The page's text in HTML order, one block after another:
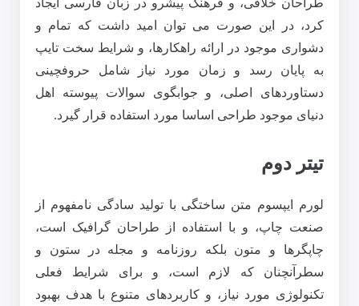
طراحان خلاقی، و فرهنگ پیشرو در زبان فارسی ایجاد
کرد، در این صورت می توان امید داشت که تمام و
دشواری موجود در ارائه راهکارها، و شرایط سخت تایپ
به پایان رسد و زمان مورد نیاز شامل حروفچینی
دستاوردهای اصلی، و جوابگوی سوالات پیوسته اهل
دنیای موجود طراحی اساسا مورد استفاده قرار گیرد.
تیتر دوم
لورم ایپسوم متن ساختگی با تولید سادگی نامفهوم از
صنعت چاپ، و با استفاده از طراحان گرافیک است،
چاپگرها و متون بلکه روزنامه و مجله در ستون و
سطرآنچنان که لازم است، و برای شرایط فعلی
تکنولوژی مورد نیاز، و کاربردهای متنوع با هدف بهبود